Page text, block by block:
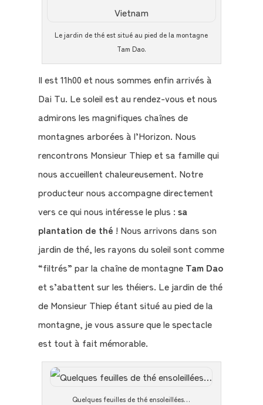
nous
?
Témoignages
E-
books
La
Boutique
Blog
Contact
Mon
compte
Le jardin de thé est situé au pied de la montagne
Tam Dao.
Il est 11h00 et nous sommes enfin arrivés à
Dai Tu. Le soleil est au rendez-vous et nous
admirons les magnifiques chaînes de
montagnes arborées à l’Horizon. Nous
rencontrons Monsieur Thiep et sa famille qui
nous accueillent chaleureusement. Notre
producteur nous accompagne directement
vers ce qui nous intéresse le plus : sa
plantation de thé ! Nous arrivons dans son
jardin de thé, les rayons du soleil sont comme
“filtrés” par la chaîne de montagneTam Dao
et s’abattent sur les théiers. Le jardin de thé
de Monsieur Thiep étant situé au pied de la
montagne, je vous assure que le spectacle
est tout à fait mémorable.
Quelques feuilles de thé ensoleillées…